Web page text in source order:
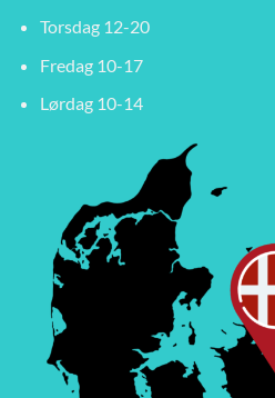
Torsdag 12-20
Fredag 10-17
Lørdag 10-14